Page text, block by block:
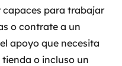
para trabajar
o contrate a un
apoyo que necesita
o incluso un